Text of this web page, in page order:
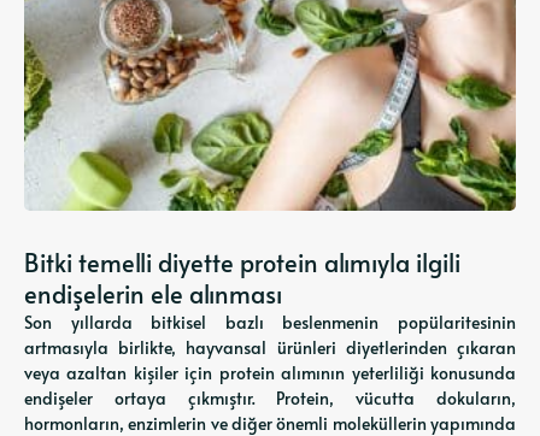
Bitki temelli diyette protein alımıyla ilgili
endişelerin ele alınması
Son yıllarda bitkisel bazlı beslenmenin popülaritesinin
artmasıyla birlikte, hayvansal ürünleri diyetlerinden çıkaran
veya azaltan kişiler için protein alımının yeterliliği konusunda
endişeler ortaya çıkmıştır. Protein, vücutta dokuların,
hormonların, enzimlerin ve diğer önemli moleküllerin yapımında